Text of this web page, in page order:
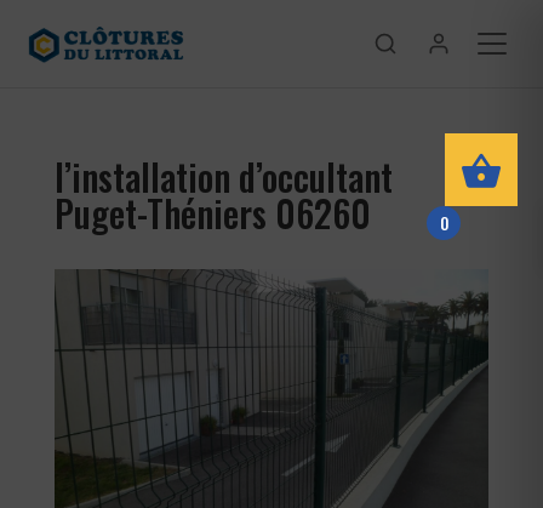
l’installation d’occultant
Puget-Théniers 06260 0